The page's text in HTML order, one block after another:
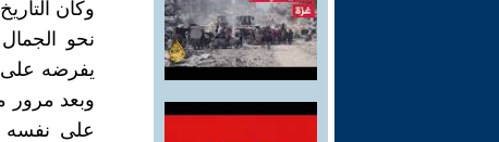
وكأن
نحو
يفرضه على
وبعد مرور
على نفسه